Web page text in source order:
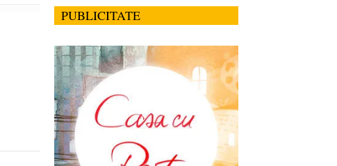
PUBLICITATE